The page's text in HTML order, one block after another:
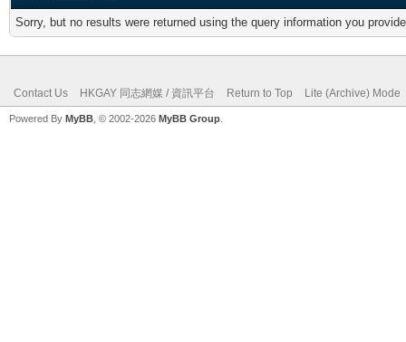
Sorry, but no results were returned using the query information you
Contact Us HKGAY 同志網媒 / 資訊平台 Return to Top Lite (Archive) Mode
Powered By MyBB , © 2002-2026 MyBB Group